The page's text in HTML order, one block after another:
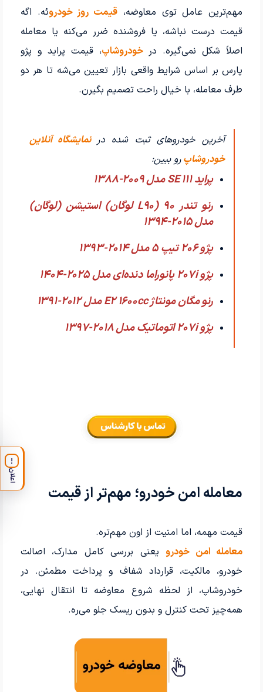
مهم‌ترین عامل توی معاوضه، قیمت روز خودروئه. اگه
قیمت درست نباشه، یا فروشنده ضرر می‌کنه یا معامله
اصلاً شکل نمی‌گیره. درخودروشاپ، قیمت پراید و پژو
پارس بر اساس شرایط واقعی بازار تعیین می‌شه تا هر دو
طرف معامله، با خیال راحت تصمیم بگیرن.
آخرین خودروهای ثبت شده در نمایشگاه آنلاین
خودروشاپرو ببین:
پراید 111 SE مدل 2009-1388
رنو تندر 90 (L90 لوگان) استیشن (لوگان)
مدل 2015-1394
پژو 206 تیپ ۵ مدل 2014-1393
پژو 207i پانوراما دنده‌ای مدل 2025-1404
رنو مگان مونتاژ E2 1600cc مدل 2012-1391
پژو 207i اتوماتیک مدل 2018-1397
معامله امن خودرو؛ مهم‌تر از قیمت
قیمت مهمه، اما امنیت از اون مهم‌تره.
معامله امن خودرویعنی بررسی کامل مدارک، اصالت
خودرو، مالکیت، قرارداد شفاف و پرداخت مطمئن. در
خودروشاپ، از لحظه شروع معاوضه تا انتقال نهایی،
همه‌چیز تحت کنترل و بدون ریسک جلو می‌ره.
!
اعلان